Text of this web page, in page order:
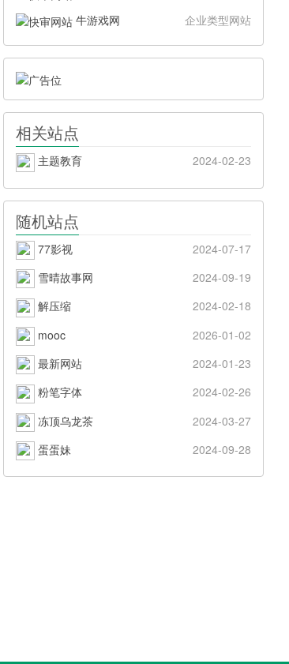
牛游戏网
企业类型网站
相关站点
主题教育 2024-02-23
随机站点
77影视
2024-07-17
雪晴故事网
2024-09-19
解压缩
2024-02-18
mooc
2026-01-02
最新网站
2024-01-23
粉笔字体
2024-02-26
冻顶乌龙茶
2024-03-27
蛋蛋妹
2024-09-28